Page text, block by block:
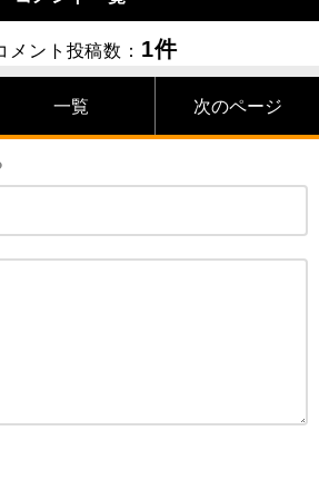
メント投稿数： 1件
一覧 次のページ